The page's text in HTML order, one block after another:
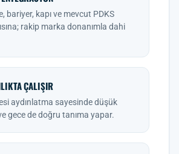
bariyer, kapı ve mevcut PDKS
rakip marka donanımla dahi
ÇALIŞIR
aydınlatma sayesinde düşük
gece de doğru tanıma yapar.